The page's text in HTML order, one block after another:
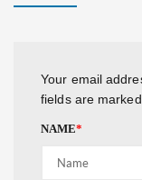
Your email
fields are marked
NAME*